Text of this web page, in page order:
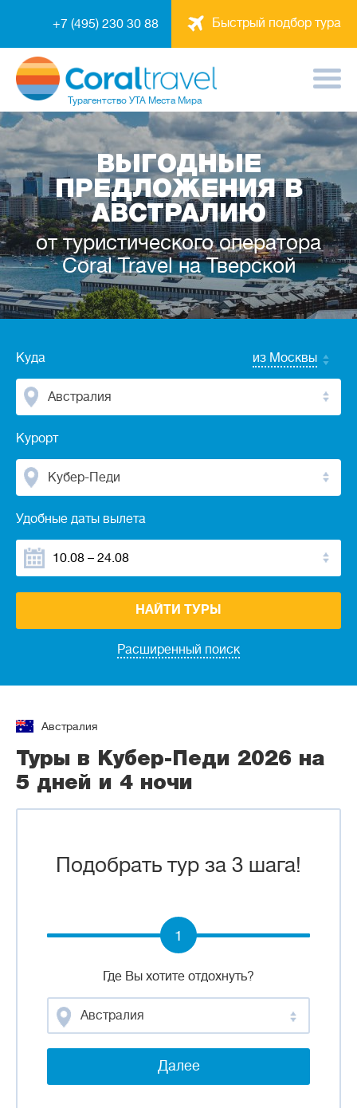
Быстрый подбор тура
+7 (495) 230 30 88
Турагентство УТА Места Мира
ВЫГОДНЫЕ
ПРЕДЛОЖЕНИЯ В
АВСТРАЛИЮ
от туристического оператора
Coral Travel на Тверской
Куда из Москвы
Австралия
Курорт
Кубер-Педи
Удобные даты вылета
Расширенный поиск
НАЙТИ ТУРЫ
Австралия
Туры в Кубер-Педи 2026 на
5 дней и 4 ночи
Подобрать тур за 3 шага!
Где Вы хотите отдохнуть?
Австралия
Далее
1